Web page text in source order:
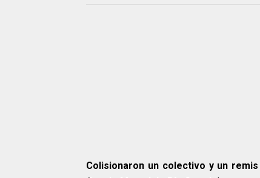
Colisionaron un colectivo y un